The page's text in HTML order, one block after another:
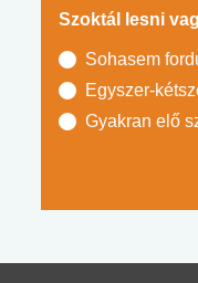
Szoktál lesni
Sohasem
Egyszer-
Gyakran elő